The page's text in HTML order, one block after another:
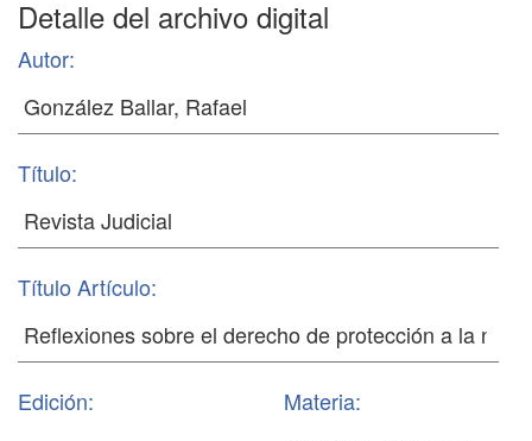
Detalle del archivo digital
Autor:
Título:
Título Artículo:
Edición: Materia: